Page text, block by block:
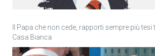
Il Papa che non cede, rapporti sempre più
Casa Bianca